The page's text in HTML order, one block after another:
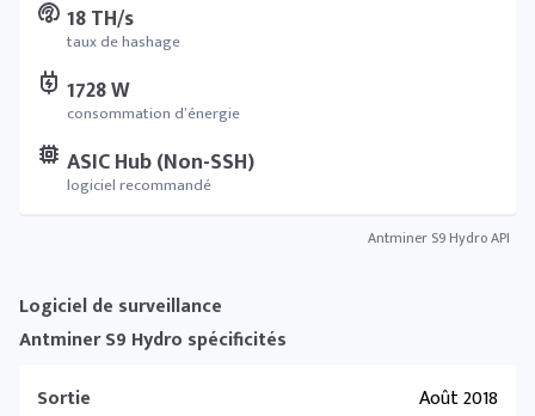
18 TH/s
taux de hashage
1728 W
consommation d’énergie
ASIC Hub (Non-SSH)
logiciel recommandé
Antminer S9 Hydro API
Logiciel de surveillance
Antminer S9 Hydro spécificités
Sortie
Août 2018